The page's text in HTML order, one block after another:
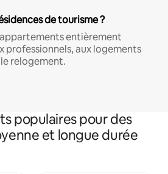
de tourisme ?
entièrement
professionnels, aux logements
relogement.
populaires pour des
et longue durée